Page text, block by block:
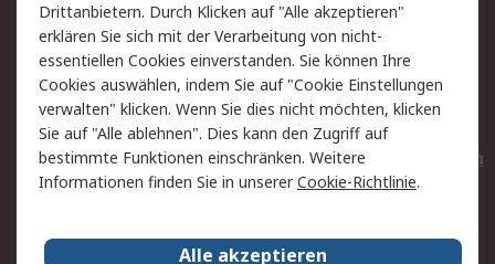
Rechtliches
AGB
Datenschutz
Cookie-Richtlinie
Zahlungsbedingungen
Copyright/Impressum
Entsorgung
Elektrogeräte/Batterien
RS weltweit
Drittanbietern. Durch Klicken auf "Alle akzeptieren"
erklären Sie sich mit der Verarbeitung von nicht-
essentiellen Cookies einverstanden. Sie können Ihre
Cookies auswählen, indem Sie auf "Cookie Einstellungen
verwalten" klicken. Wenn Sie dies nicht möchten, klicken
Sie auf "Alle ablehnen". Dies kann den Zugriff auf
bestimmte Funktionen einschränken. Weitere
Informationen finden Sie in unsererCookie-Richtlinie.
Alle akzeptieren